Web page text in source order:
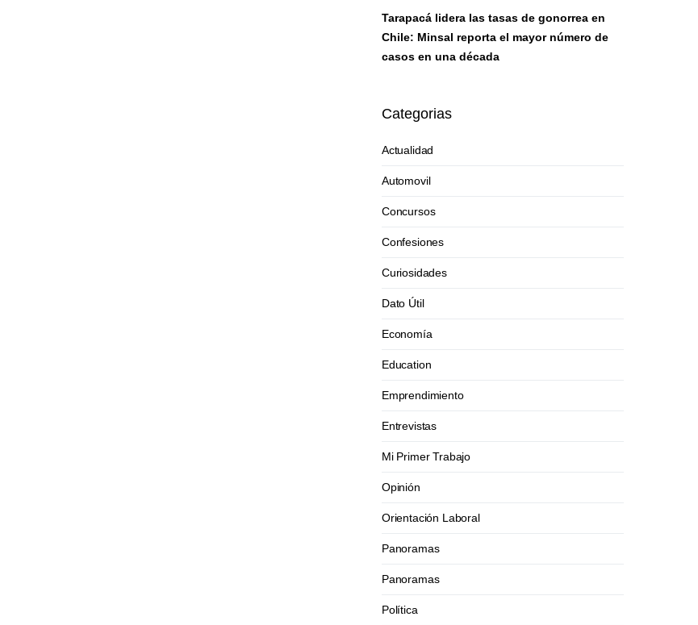
Tarapacá lidera las tasas de gonorrea en
Chile: Minsal reporta el mayor número de
casos en una década
Categorias
Actualidad
Automovil
Concursos
Confesiones
Curiosidades
Dato Útil
Economía
Education
Emprendimiento
Entrevistas
Mi Primer Trabajo
Opinión
Orientación Laboral
Panoramas
Panoramas
Política